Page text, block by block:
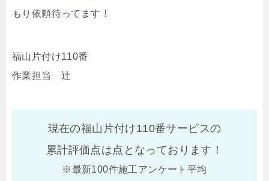
もり依頼待ってます！
福山片付け110番
作業担当 辻
現在の福山片付け110番サービスの
累計評価点は点となっております！
※最新100件施工アンケート平均